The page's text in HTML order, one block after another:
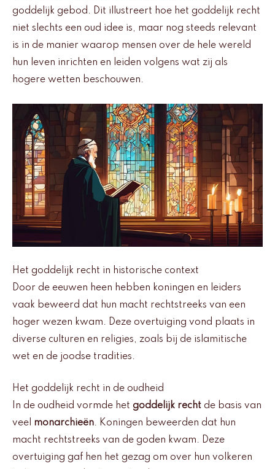
goddelijk gebod. Dit illustreert hoe het goddelijk recht
niet slechts een oud idee is, maar nog steeds relevant
is in de manier waarop mensen over de hele wereld
hun leven inrichten en leiden volgens wat zij als
hogere wetten beschouwen.
Het goddelijk recht in historische context
Door de eeuwen heen hebben koningen en leiders
vaak beweerd dat hun macht rechtstreeks van een
hoger wezen kwam. Deze overtuiging vond plaats in
diverse culturen en religies, zoals bij de islamitische
wet en de joodse tradities.
Het goddelijk recht in de oudheid
In de oudheid vormde het goddelijk recht de basis van
veel monarchieën. Koningen beweerden dat hun
macht rechtstreeks van de goden kwam. Deze
overtuiging gaf hen het gezag om over hun volkeren